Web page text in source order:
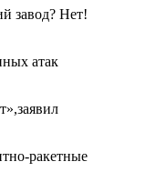
завод? Нет!
атак
ракетные